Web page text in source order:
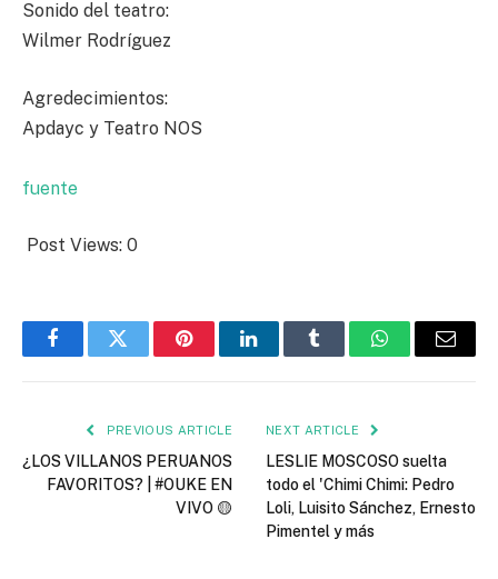
Sonido del teatro:
Wilmer Rodríguez
Agredecimientos:
Apdayc y Teatro NOS
fuente
Post Views: 0
FacebookTwitter PinterestLinkedInTumblr WhatsAppEmail
PREVIOUS ARTICLE
¿LOS VILLANOS PERUANOS
FAVORITOS? | #OUKE EN
VIVO 🟡
NEXT ARTICLE
LESLIE MOSCOSO suelta
todo el 'Chimi Chimi: Pedro
Loli, Luisito Sánchez, Ernesto
Pimentel y más